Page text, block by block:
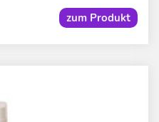
zum Produkt